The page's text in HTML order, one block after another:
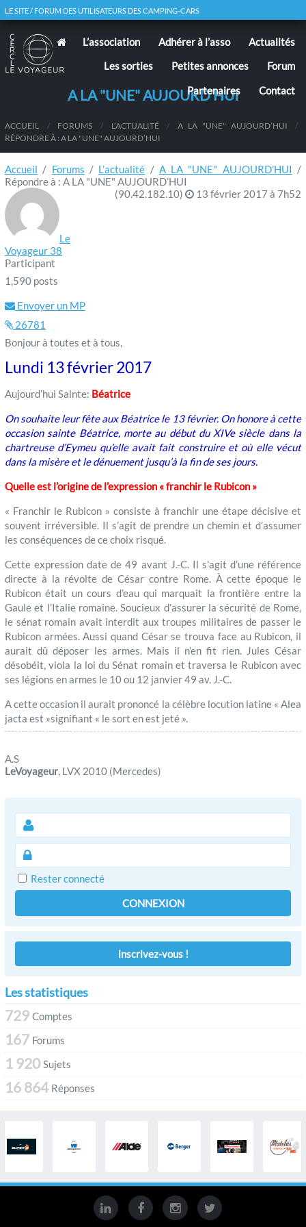
LE SITE / FORUM DES UTILISATEURS DES CAMPING-CARS
L’association Adhérer à l’asso
Actualités
Les sorties
Petites annonces
Forum
Partenaires
Contact
A LA "UNE" AUJOURD’HUI
ACCUEIL / FORUMS / L’ACTUALITÉ / A LA "UNE" AUJOURD’HUI
/
RÉPONDRE À : A LA "UNE" AUJOURD’HUI
Accueil / Forums / L’actualité / A LA "UNE" AUJOURD’HUI /
Répondre à : A LA "UNE" AUJOURD’HUI
(90.42.182.10)
13 février 2017 à 7h52
Le
Voyageur 38
Participant
1,590 posts
Envoyer un MP
26781
Bonjour à toutes et à tous,
Lundi 13 février 2017
Aujourd’hui Sainte: Béatrice
On souhaite leur fête aux Béatrice le 13 février. On honore à cette
occasion sainte Béatrice, morte au début du XIVe siècle dans la
chartreuse d’Eymeu qu’elle avait fait construire et où elle vécut
dans la misère et le dénuement jusqu’à la fin de ses jours.
Quelle est l’origine de l’expression « franchir le Rubicon »
« Franchir le Rubicon » consiste à franchir une étape décisive et
souvent irréversible. Il s’agit de prendre un chemin et d’assumer
les conséquences de ce choix risqué.
Cette expression date de 49 avant J.-C. Il s’agit d’une référence
directe à la révolte de César contre Rome. À cette époque le
Rubicon était un cours d’eau qui marquait la frontière entre la
Gaule et l’Italie romaine. Soucieux d’assurer la sécurité de Rome,
le sénat romain avait interdit aux troupes militaires de passer le
Rubicon armées. Aussi quand César se trouva face au Rubicon, il
aurait dû déposer les armes. Mais il n’en fit rien. Jules César
désobéit, viola la loi du Sénat romain et traversa le Rubicon avec
ses légions en armes le 10 ou 12 janvier 49 av. J.-C.
A cette occasion il aurait prononcé la célèbre locution latine « Alea
jacta est »signifiant « le sort en est jeté ».
A.S
LeVoyageur, LVX 2010 (Mercedes)
Rester connecté
CONNEXION
inscrivez-vous !
Les statistiques
729 Comptes
167 Forums
1 920 Sujets
16 864 Réponses